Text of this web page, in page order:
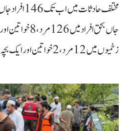
زخمیوں میں 12 مرد، 2 خواتین اور ایک بچہ شامل ہے۔